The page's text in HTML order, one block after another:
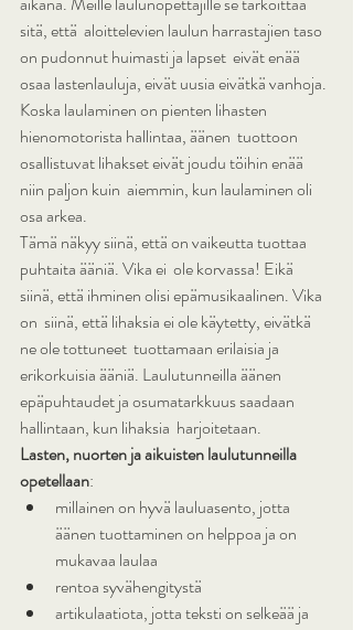
sitä, että  aloittelevien laulun harrastajien taso
on pudonnut huimasti ja lapset  eivät enää
osaa lastenlauluja, eivät uusia eivätkä vanhoja.
Koska laulaminen on pienten lihasten
hienomotorista hallintaa, äänen  tuottoon
osallistuvat lihakset eivät joudu töihin enää
niin paljon kuin  aiemmin, kun laulaminen oli
osa arkea.
Tämä näkyy siinä, että on vaikeutta tuottaa
puhtaita ääniä. Vika ei  ole korvassa! Eikä
siinä, että ihminen olisi epämusikaalinen. Vika
on  siinä, että lihaksia ei ole käytetty, eivätkä
ne ole tottuneet  tuottamaan erilaisia ja
erikorkuisia ääniä. Laulutunneilla äänen
epäpuhtaudet ja osumatarkkuus saadaan
hallintaan, kun lihaksia  harjoitetaan.
Lasten, nuorten ja aikuisten laulutunneilla
opetellaan:
millainen on hyvä lauluasento, jotta
äänen tuottaminen on helppoa ja on
mukavaa laulaa
rentoa syvähengitystä
artikulaatiota, jotta teksti on selkeää ja